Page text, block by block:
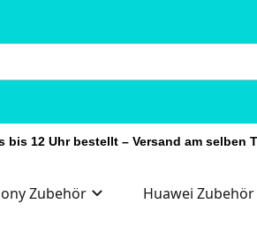
bis 12 Uhr bestellt – Versand am selben
Zubehör
Huawei Zubehör